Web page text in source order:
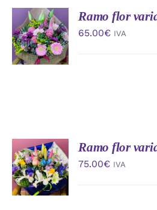
AÑADIR
AL
CARRITO
/
DETALLES
Ramo flor
65.00€ IVA
AÑADIR
AL
CARRITO
/
DETALLES
Ramo flor
75.00€ IVA